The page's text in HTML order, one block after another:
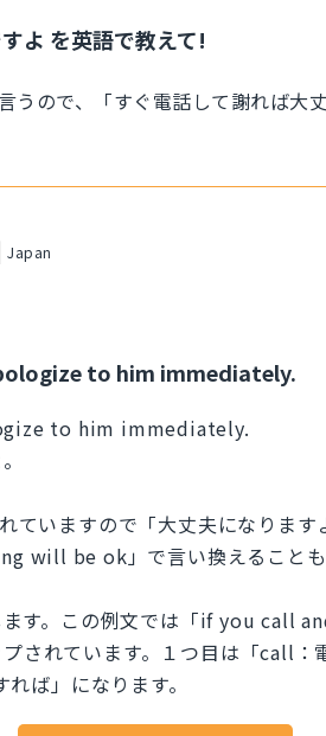
よ を英語で教えて!
ので、「すぐ電話して謝れば大
Japan
to him immediately.
to him immediately.
ていますので「大丈夫になります
will be ok」で言い換えることも
ます。この例文では「if you call
されています。１つ目は「call：
ば」になります。